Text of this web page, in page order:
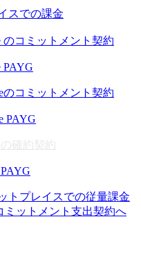
スでの課金
のコミットメント契約
PAYG
のコミットメント契約
PAYG
確約契約
トプレイスでの従量課金
ミットメント支出契約へ